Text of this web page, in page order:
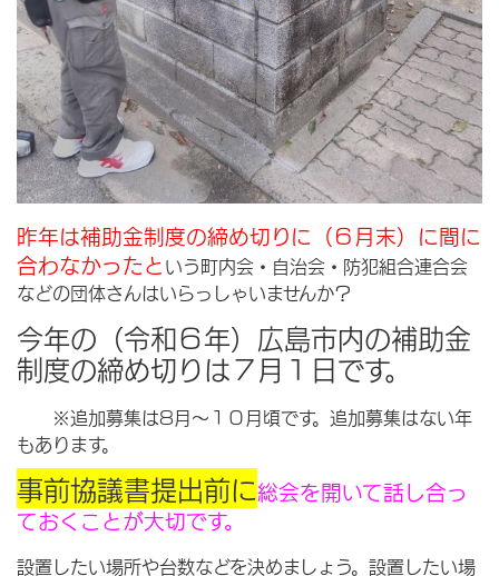
昨年は補助金制度の締め切りに（６月末）に間に
合わなかったという町内会・自治会・防犯組合連合会
などの団体さんはいらっしゃいませんか？
今年の（令和６年）広島市内の補助金
制度の締め切りは７月１日です。
※追加募集は8月～１０月頃です。追加募集はない年
もあります。
事前協議書提出前に総会を開いて話し合っ
ておくことが大切です。
設置したい場所や台数などを決めましょう。設置したい場